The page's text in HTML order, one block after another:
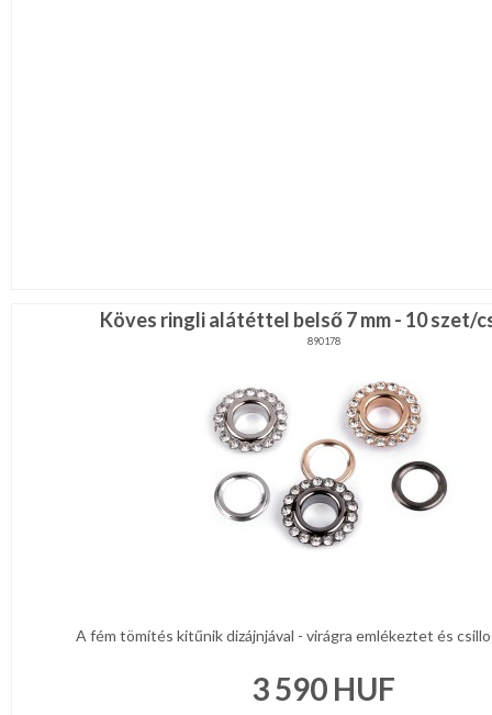
Köves ringli alátéttel belső 7 mm - 10 szet/
890178
A fém tömítés kitűnik dizájnjával - virágra emlékeztet és
3 590 HUF